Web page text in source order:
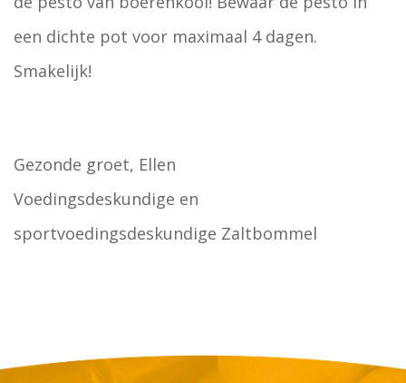
een dichte pot voor maximaal 4 dagen.
Smakelijk!
Gezonde groet, Ellen
Voedingsdeskundige en
sportvoedingsdeskundige Zaltbommel